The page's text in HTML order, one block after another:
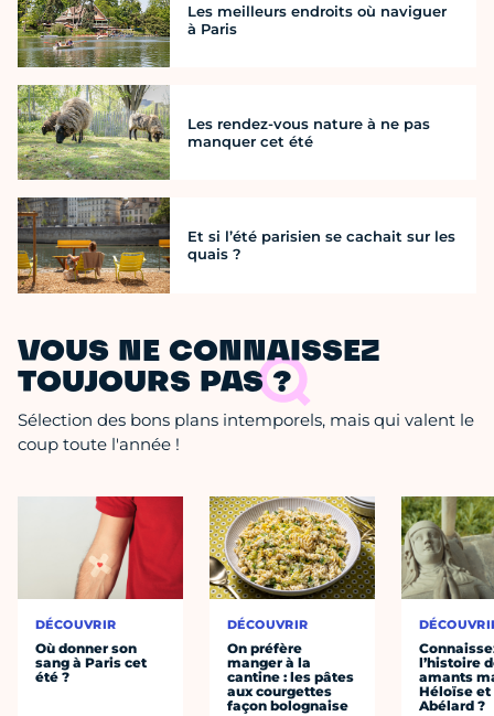
Les meilleurs endroits où naviguer
à Paris
Les rendez-vous nature à ne pas
manquer cet été
Et si l’été parisien se cachait sur les
quais ?
VOUS NE CONNAISSEZ
TOUJOURS PAS ?
Sélection des bons plans intemporels, mais qui valent le
coup toute l'année !
DÉCOUVRIR
Où donner son
sang à Paris cet
été ?
DÉCOUVRIR
On préfère
manger à la
cantine : les pâtes
aux courgettes
façon bolognaise
l’histoire
amants
Héloïse et
Abélard ?